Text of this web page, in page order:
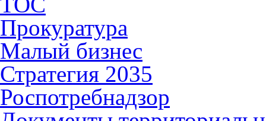
Прокуратура
Малый бизнес
Стратегия 2035
Роспотребнадзор